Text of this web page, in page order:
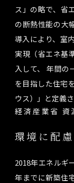
ス」の略で、省
の断熱性能の大
導入により、室
実現（省エネ基
入して、 年間の
を目指した住宅
ウス）」と定義
経済産業省 資
環境に配
2018年エネルギ
年までに新築住